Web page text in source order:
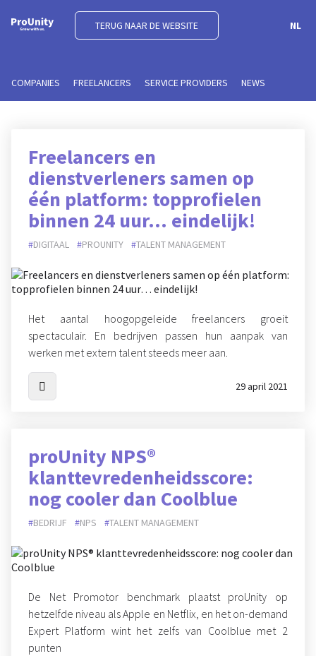
TERUG NAAR DE WEBSITE NL
COMPANIES FREELANCERS SERVICE PROVIDERS NEWS
Freelancers en
dienstverleners samen op
één platform: topprofielen
binnen 24 uur… eindelijk!
DIGITAAL PROUNITY TALENT MANAGEMENT
Het aantal hoogopgeleide freelancers groeit
spectaculair. En bedrijven passen hun aanpak van
werken met extern talent steeds meer aan.
29 april 2021
proUnity NPS®
klanttevredenheidsscore:
nog cooler dan Coolblue
BEDRIJF NPS TALENT MANAGEMENT
De Net Promotor benchmark plaatst proUnity op
hetzelfde niveau als Apple en Netflix, en het on-demand
Expert Platform wint het zelfs van Coolblue met 2
punten